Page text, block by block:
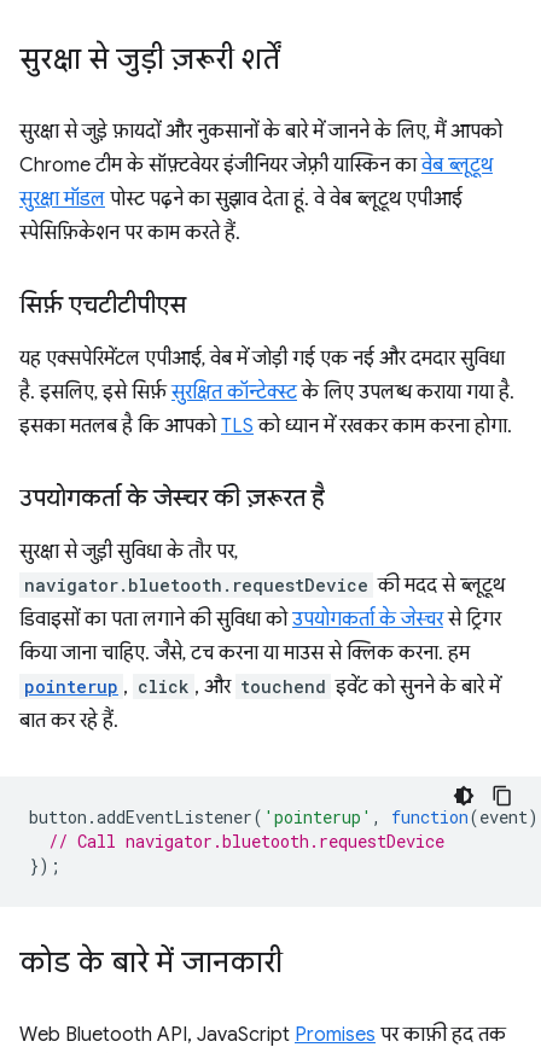
सुरक्षा से जुड़ी ज़रूरी शर्तें
सुरक्षा से जुड़े फ़ायदों और नुकसानों के बारे में जानने के लिए, मैं आपको
Chrome टीम के सॉफ़्टवेयर इंजीनियर जेफ़्री यास्किन कावेब ब्लूटूथ
सुरक्षा मॉडल पोस्ट पढ़ने का सुझाव देता हूं. वे वेब ब्लूटूथ एपीआई
स्पेसिफ़िकेशन पर काम करते हैं.
सिर्फ़ एचटीटीपीएस
यह एक्सपेरिमेंटल एपीआई, वेब में जोड़ी गई एक नई और दमदार सुविधा
है. इसलिए, इसे सिर्फ़सुरक्षित कॉन्टेक्स्टके लिए उपलब्ध कराया गया है.
इसका मतलब है कि आपकोTLS को ध्यान में रखकर काम करना होगा.
उपयोगकर्ता के जेस्चर की ज़रूरत है
सुरक्षा से जुड़ी सुविधा के तौर पर,
navigator.bluetooth.requestDevice की मदद से ब्लूटूथ
डिवाइसों का पता लगाने की सुविधा कोउपयोगकर्ता के जेस्चरसे ट्रिगर
किया जाना चाहिए. जैसे, टच करना या माउस से क्लिक करना. हम
pointerup , click , और touchend इवेंट को सुनने के बारे में
बात कर रहे हैं.
button .addEventListener( 'pointerup' , function(event)
// Call navigator.bluetooth.requestDevice
});
कोड के बारे में जानकारी
Web Bluetooth API, JavaScript Promises पर काफ़ी हद तक